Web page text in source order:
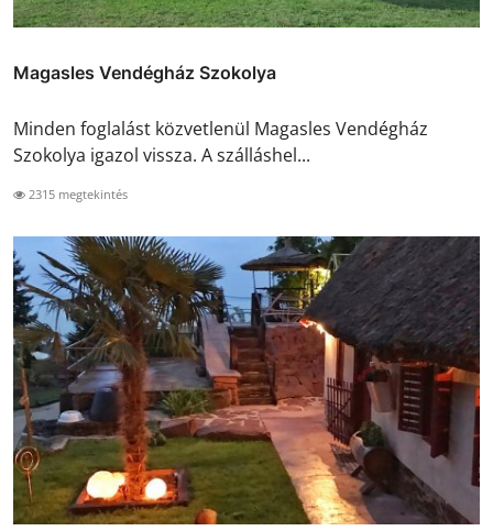
Magasles Vendégház Szokolya
Minden foglalást közvetlenül Magasles Vendégház
Szokolya igazol vissza. A szálláshel...
2315 megtekintés